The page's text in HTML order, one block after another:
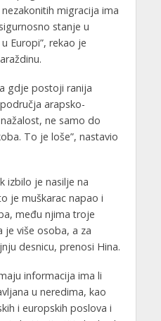
migracija ima
stanje u
Europi”, rekao je
gdje postoji ranija
arapsko-
ne samo do
To je loše”, nastavio
izbilo je nasilje na
je muškarac napao i
među njima troje
je više osoba, a za
desnicu, prenosi Hina.
informacija ima li
u neredima, kao
i europskih poslova i